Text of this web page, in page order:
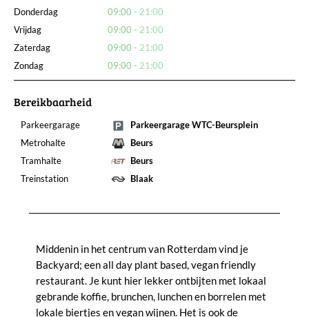
Donderdag
09:00
21:00
Vrijdag
09:00
21:00
Zaterdag
09:00
21:00
Zondag
09:00 21:00
Bereikbaarheid
Parkeergarage
Parkeergarage WTC-Beursplein
Metrohalte
Beurs
Tramhalte
Beurs
Treinstation
Blaak
Middenin in het centrum van Rotterdam vind je
Backyard; een all day plant based, vegan friendly
restaurant. Je kunt hier lekker ontbijten met lokaal
gebrande koffie, brunchen, lunchen en borrelen met
lokale biertjes en vegan wijnen. Het is ook de